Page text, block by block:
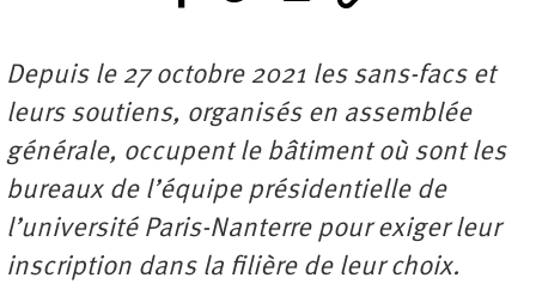
Depuis le 27 octobre 2021 les sans-facs et
leurs soutiens, organisés en assemblée
générale, occupent le bâtiment où sont les
bureaux de l’équipe présidentielle de
l’université Paris-Nanterre pour exiger leur
inscription dans la filière de leur choix.